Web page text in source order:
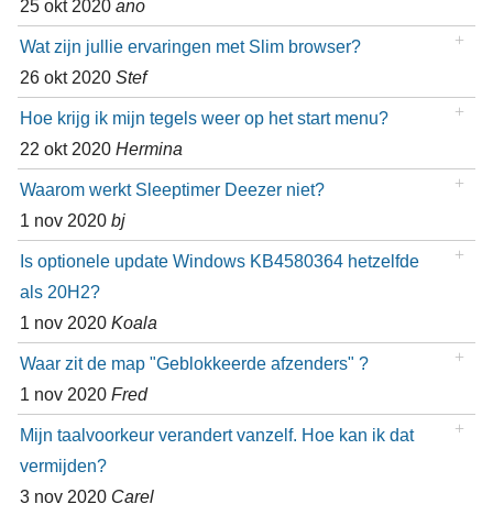
25 okt 2020 ano
Wat zijn jullie ervaringen met Slim browser?
26 okt 2020 Stef
Hoe krijg ik mijn tegels weer op het start menu?
22 okt 2020 Hermina
Waarom werkt Sleeptimer Deezer niet?
1 nov 2020 bj
Is optionele update Windows KB4580364 hetzelfde
als 20H2?
1 nov 2020 Koala
Waar zit de map "Geblokkeerde afzenders" ?
1 nov 2020 Fred
Mijn taalvoorkeur verandert vanzelf. Hoe kan ik dat
vermijden?
3 nov 2020 Carel